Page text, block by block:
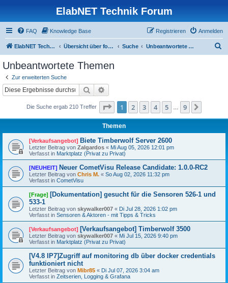
ElabNET Technik Forum
FAQ Knowledge Base Anmelden
Registrieren
ElabNET Technik Forum Übersicht über forum.timberwolf.io Suche Unbeantwortete Themen
Unbeantwortete Themen
Zur erweiterten Suche
Suche
Die Suche ergab 210 Treffer Seite 1von
1 2 3 4 5 9
Themen
[Verkaufsangebot] Biete Timberwolf Server 2600
Letzter Beitrag von Zalgardos « Mi Aug 05, 2026 12:01 pm
Verfasst in Marktplatz (Privat zu Privat)
[NEUHEIT] Neuer CometVisu Release Candidate: 1.0.0-RC2
Letzter Beitrag von Chris M. « So Aug 02, 2026 11:32 pm
Verfasst in CometVisu
[Frage] [Dokumentation] gesucht für die Sensoren 526-1 und
533-1
Letzter Beitrag von skywalker007 « Di Jul 28, 2026 1:02 pm
Verfasst in Sensoren & Aktoren - mit Tipps & Tricks
[Verkaufsangebot] [Verkaufsangebot] Timberwolf 3500
Letzter Beitrag von skywalker007 « Mi Jul 15, 2026 9:40 pm
Verfasst in Marktplatz (Privat zu Privat)
[V4.8 IP7]Zugriff auf monitoring db über docker credentials
funktioniert nicht
Letzter Beitrag von Mibr85 « Di Jul 07, 2026 3:04 am
Verfasst in Zeitserien, Logging & Grafana